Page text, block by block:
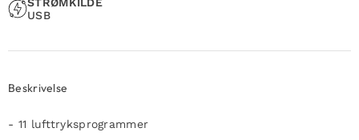
USB
Beskrivelse
- 11 lufttryksprogrammer